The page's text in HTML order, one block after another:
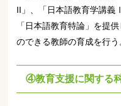
II」、「日本語教育学講義
「日本語教育特論」を提
のできる教師の育成を行う
④教育支援に関する